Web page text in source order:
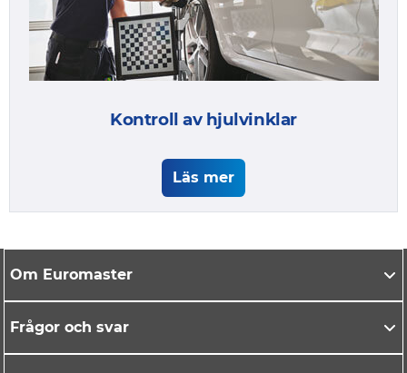
Kontroll av hjulvinklar
Läs mer
Om Euromaster
Frågor och svar